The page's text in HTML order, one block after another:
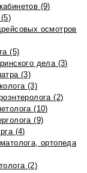
(9)
осмотров
(5)
дела (3)
(3)
(3)
(2)
(10)
(9)
(4)
ортопеда
(2)